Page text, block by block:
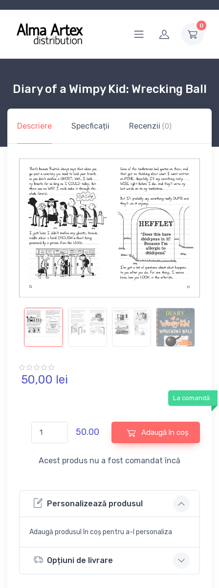
0
Diary of a Wimpy Kid: Wrecking Ball
Descriere Specficații Recenzii (0)
50,00 lei
La comandă
50.00 Adaugă în coș
Acest produs nu a fost comandat încă
Personalizează produsul
Adaugă produsul în coș pentru a-l personaliza
Opțiuni de livrare